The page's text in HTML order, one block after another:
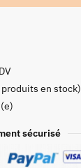
en stock)
sécurisé